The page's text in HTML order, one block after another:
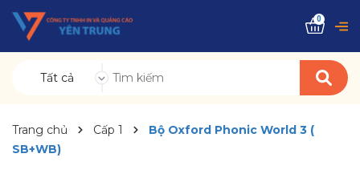
Tất cả
0
Trang chủ Cấp 1
Bộ Oxford Phonic World 3 (
SB+WB)